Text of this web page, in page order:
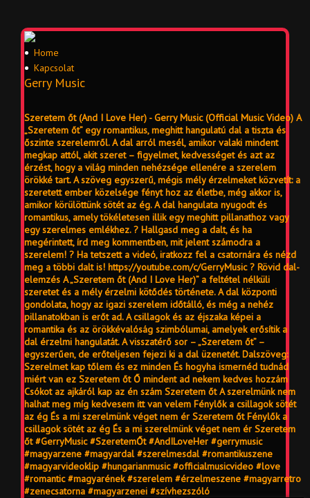
Home
Kapcsolat
Gerry Music
Szeretem őt (And I Love Her) - Gerry Music (Official Music Video) A
„Szeretem őt” egy romantikus, meghitt hangulatú dal a tiszta és
őszinte szerelemről. A dal arról mesél, amikor valaki mindent
megkap attól, akit szeret – figyelmet, kedvességet és azt az
érzést, hogy a világ minden nehézsége ellenére a szerelem
örökké tart. A szöveg egyszerű, mégis mély érzelmeket közvetít: a
szeretett ember közelsége fényt hoz az életbe, még akkor is,
amikor körülöttünk sötét az ég. A dal hangulata nyugodt és
romantikus, amely tökéletesen illik egy meghitt pillanathoz vagy
egy szerelmes emlékhez. ? Hallgasd meg a dalt, és ha
megérintett, írd meg kommentben, mit jelent számodra a
szerelem! ? Ha tetszett a videó, iratkozz fel a csatornára és nézd
meg a többi dalt is! https://youtube.com/c/GerryMusic ? Rövid dal-
elemzés A „Szeretem őt (And I Love Her)” a feltétel nélküli
szeretet és a mély érzelmi kötődés története. A dal központi
gondolata, hogy az igazi szerelem időtálló, és még a nehéz
pillanatokban is erőt ad. A csillagok és az éjszaka képei a
romantika és az örökkévalóság szimbólumai, amelyek erősítik a
dal érzelmi hangulatát. A visszatérő sor – „Szeretem őt” –
egyszerűen, de erőteljesen fejezi ki a dal üzenetét. Dalszöveg:
Szerelmet kap tőlem és ez minden És hogyha ismernéd tudnád
miért van ez Szeretem őt Ő mindent ad nekem kedves hozzám
Csókot az ajkáról kap az én szám Szeretem őt A szerelmünk nem
halhat meg míg kedvesem itt van velem Fénylők a csillagok sötét
az ég És a mi szerelmünk véget nem ér Szeretem őt Fénylők a
csillagok sötét az ég És a mi szerelmünk véget nem ér Szeretem
őt #GerryMusic #SzeretemŐt #AndILoveHer #gerrymusic
#magyarzene #magyardal #szerelmesdal #romantikuszene
#magyarvideoklip #hungarianmusic #officialmusicvideo #love
#romantic #magyarének #szerelem #érzelmeszene #magyarretro
#zenecsatorna #magyarzenei #szívhezszóló